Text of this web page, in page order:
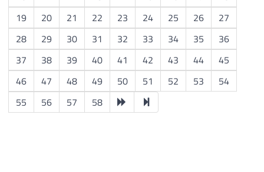
19
20 21 22 23 24 25 26
27
28
29 30 31 32 33 34 35
36
37
38 39 40 41 42 43 44
45
46
47 48 49 50 51 52 53
54
55
56 57 58